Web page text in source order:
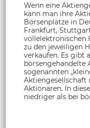
Wenn eine
kann man ihre
Börsenplätze in
Frankfurt,
vollelektronischen
zu den jeweiligen
verkaufen. Es gibt
börsengehandelte
sogenannten
Aktiengesellschaft
Aktionären. In
niedriger als bei